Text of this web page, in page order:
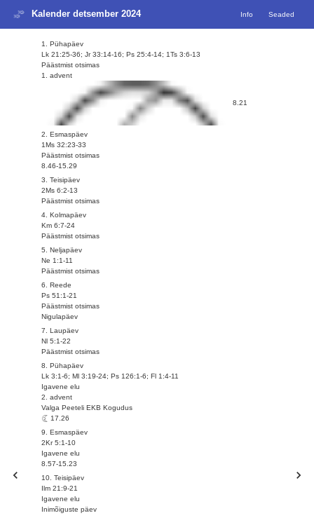
Kalender detsember 2024 Info Seaded
1. Pühapäev
Lk 21:25-36; Jr 33:14-16; Ps 25:4-14; 1Ts 3:6-13
Päästmist otsimas
1. advent
8.21
2. Esmaspäev
1Ms 32:23-33
Päästmist otsimas
8.46-15.29
3. Teisipäev
2Ms 6:2-13
Päästmist otsimas
4. Kolmapäev
Km 6:7-24
Päästmist otsimas
5. Neljapäev
Ne 1:1-11
Päästmist otsimas
6. Reede
Ps 51:1-21
Päästmist otsimas
Nigulapäev
7. Laupäev
Nl 5:1-22
Päästmist otsimas
8. Pühapäev
Lk 3:1-6; Ml 3:19-24; Ps 126:1-6; Fl 1:4-11
Igavene elu
2. advent
Valga Peeteli EKB Kogudus
17.26
9. Esmaspäev
2Kr 5:1-10
Igavene elu
8.57-15.23
10. Teisipäev
Ilm 21:9-21
Igavene elu
Inimõiguste päev